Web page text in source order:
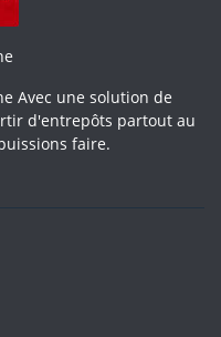
Avec une solution de
d'entrepôts partout au
faire.